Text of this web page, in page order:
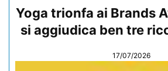
Yoga trionfa ai Brands
si aggiudica ben tre
17/07/2026